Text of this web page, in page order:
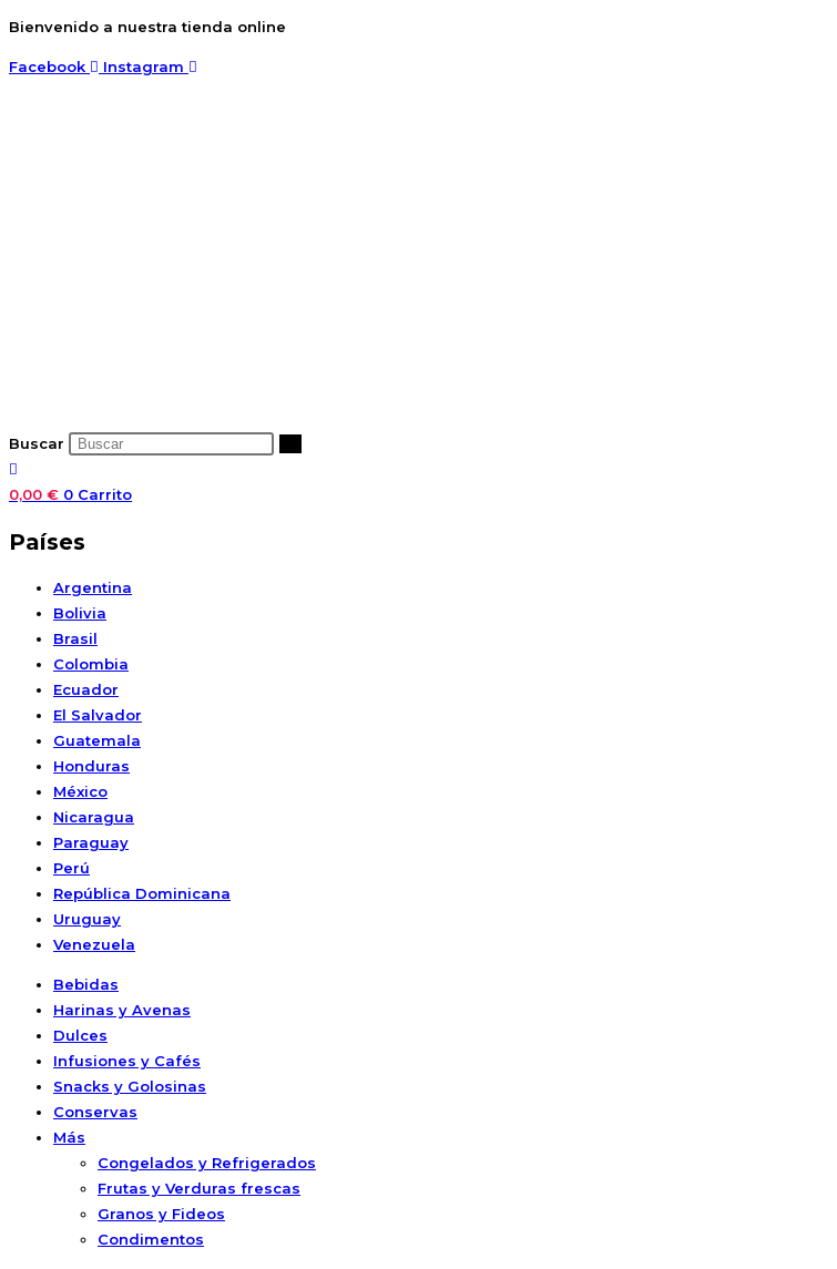
Ir
contenido
Bienvenido a nuestra tienda online
Facebook Instagram
Buscar
0,00 € 0 Carrito
Países
Argentina
Bolivia
Brasil
Colombia
Ecuador
El Salvador
Guatemala
Honduras
México
Nicaragua
Paraguay
Perú
República Dominicana
Uruguay
Venezuela
Bebidas
Harinas y Avenas
Dulces
Infusiones y Cafés
Snacks y Golosinas
Conservas
Más
Congelados y Refrigerados
Frutas y Verduras frescas
Granos y Fideos
Condimentos